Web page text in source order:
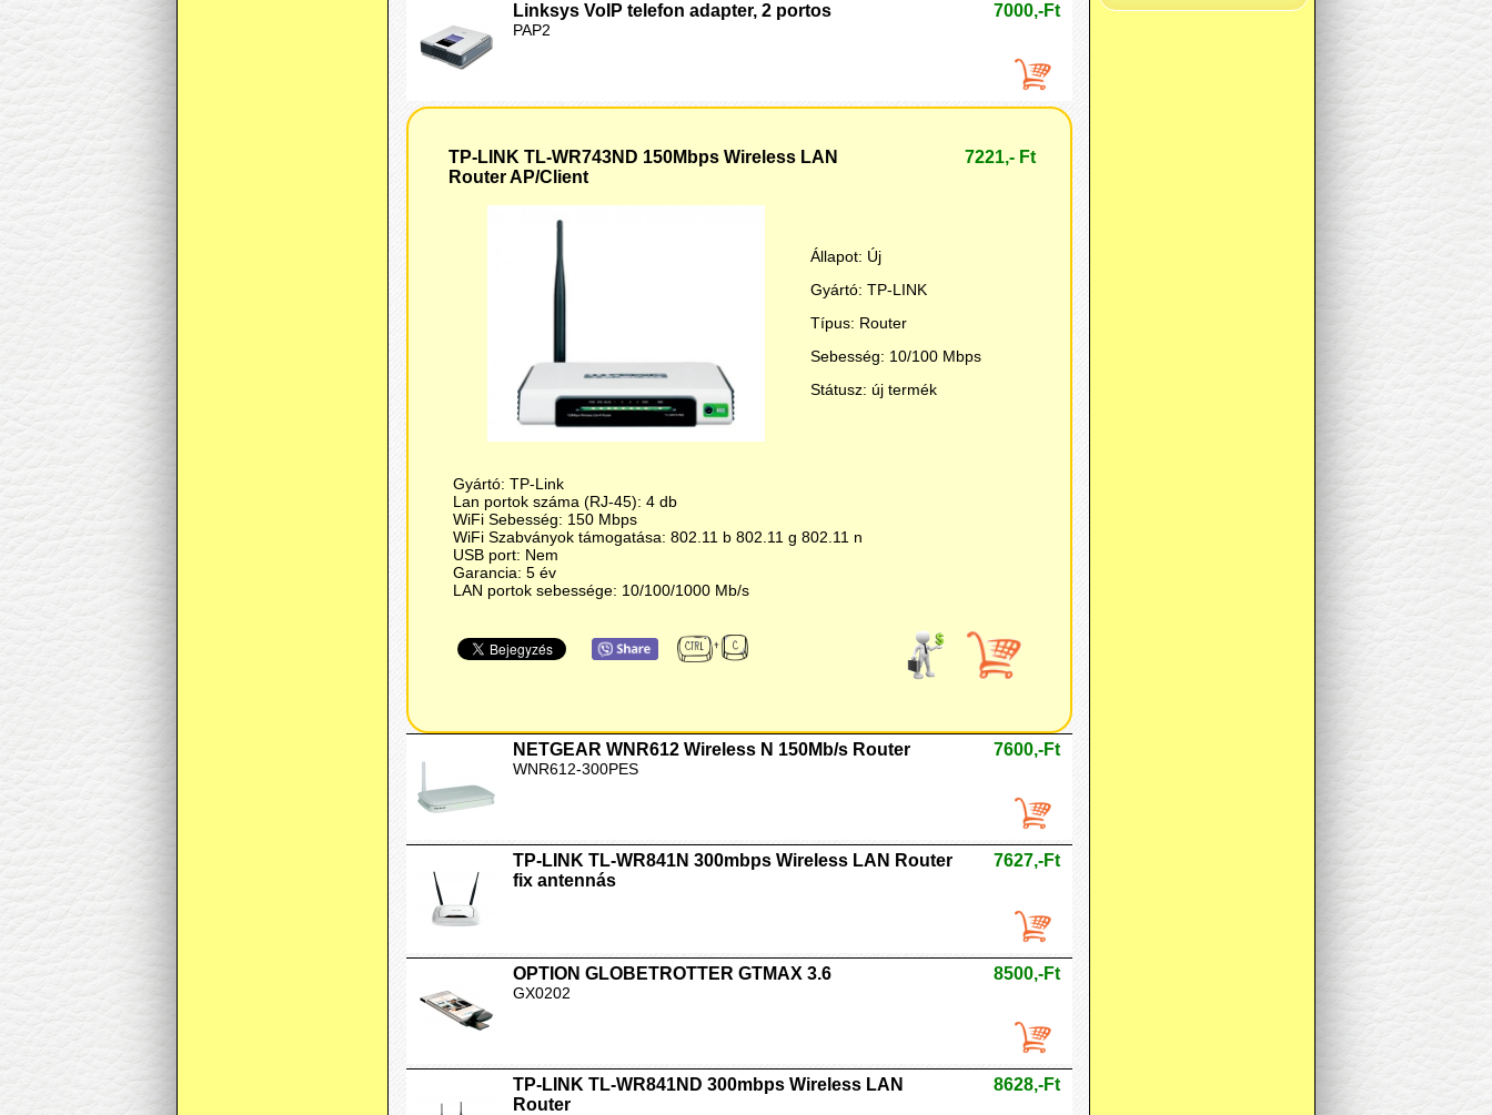
Linksys VoIP telefon adapter, 2 portos
PAP2
7000,-Ft
TP-LINK TL-WR743ND 150Mbps Wireless LAN
Router AP/Client
7221,- Ft
Állapot: Új
Gyártó: TP-LINK
Típus: Router
Sebesség: 10/100 Mbps
Státusz: új termék
Gyártó: TP-Link
Lan portok száma (RJ-45): 4 db
WiFi Sebesség: 150 Mbps
WiFi Szabványok támogatása: 802.11 b 802.11 g 802.11 n
USB port: Nem
Garancia: 5 év
LAN portok sebessége: 10/100/1000 Mb/s
NETGEAR WNR612 Wireless N 150Mb/s Router
WNR612-300PES
7600,-Ft
TP-LINK TL-WR841N 300mbps Wireless LAN Router
fix antennás
7627,-Ft
OPTION GLOBETROTTER GTMAX 3.6
GX0202
8500,-Ft
TP-LINK TL-WR841ND 300mbps Wireless LAN
Router
8628,-Ft